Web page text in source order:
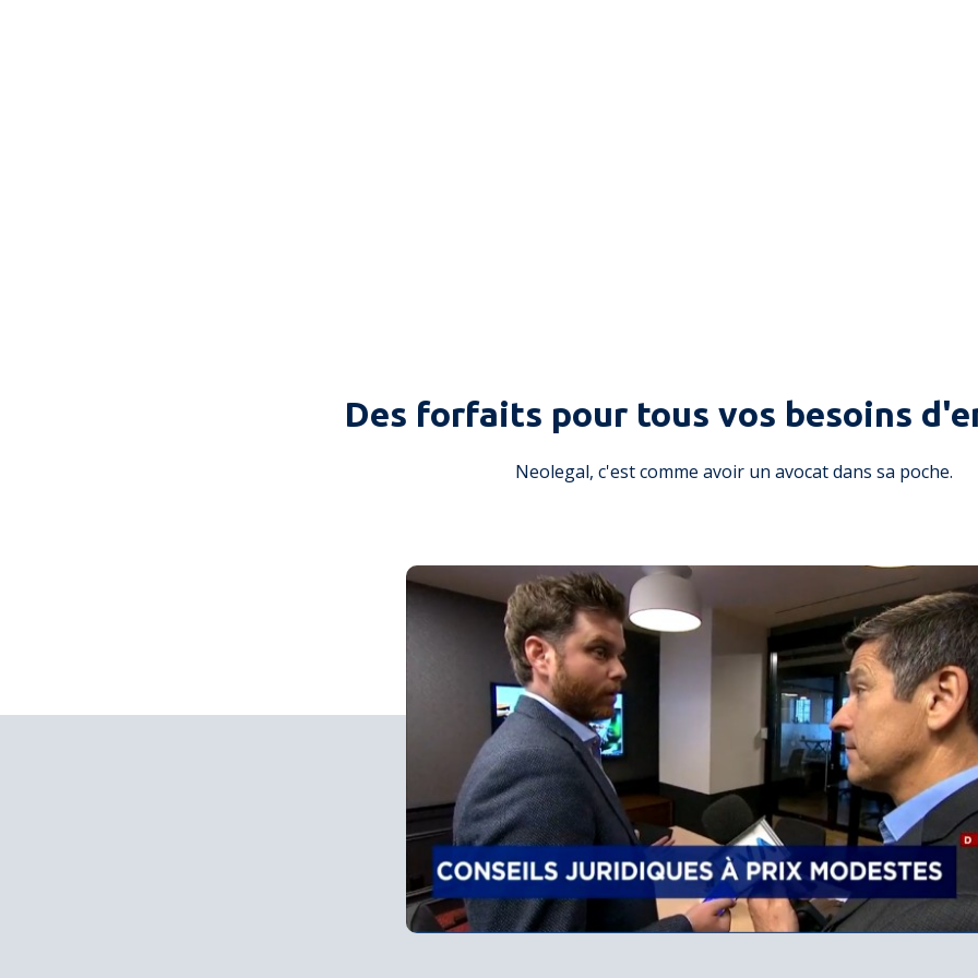
Des forfaits pour tous vos besoins
Neolegal, c'est comme avoir un avocat dans sa poche.